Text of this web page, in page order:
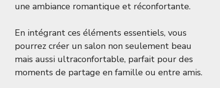
une ambiance romantique et réconfortante.
En intégrant ces éléments essentiels, vous
pourrez créer un salon non seulement beau
mais aussi ultraconfortable, parfait pour des
moments de partage en famille ou entre amis.